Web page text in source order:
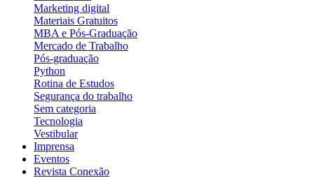
Marketing digital
Materiais Gratuitos
MBA e Pós-Graduação
Mercado de Trabalho
Pós-graduação
Python
Rotina de Estudos
Segurança do trabalho
Sem categoria
Tecnologia
Vestibular
Imprensa
Eventos
Revista Conexão